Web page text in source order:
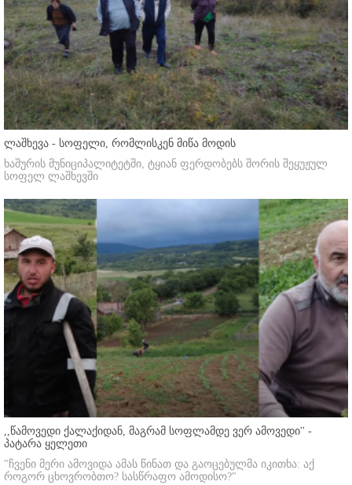
ლაშხევა - სოფელი, რომლისკენ მიწა მოდის
ხაშურის მუნიციპალიტეტში, ტყიან ფერდობებს შორის შეყუჟულ
სოფელ ლაშხევში
,,წამოვედი ქალაქიდან, მაგრამ სოფლამდე ვერ ამოვედი'' -
პატარა ყელეთი
"ჩვენი მერი ამოვიდა ამას წინათ და გაოცებულმა იკითხა: აქ
როგორ ცხოვრობთო? სასწრაფო ამოდისო?"